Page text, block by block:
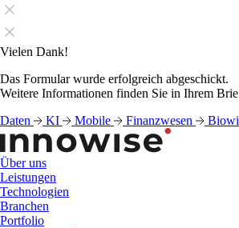
Vielen Dank!
Das Formular wurde erfolgreich abgeschickt.
Weitere Informationen finden Sie in Ihrem
Daten
KI Mobile Finanzwesen
Über uns
Leistungen
Technologien
Branchen
Portfolio